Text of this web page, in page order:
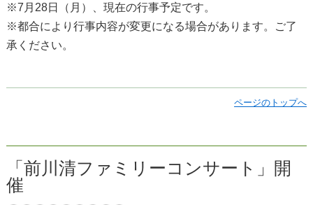
※7月28日（月）、現在の行事予定です。
※都合により行事内容が変更になる場合があります。ご了
承ください。
ページのトップへ
「前川清ファミリーコンサート」開
催